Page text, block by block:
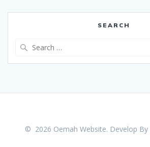
SEARCH
© 2026 Oemah Website. Develop By